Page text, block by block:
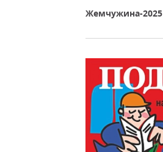
Жемчужина-2025